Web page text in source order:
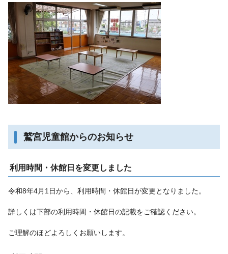
鷲宮児童館からのお知らせ
利用時間・休館日を変更しました
令和8年4月1日から、利用時間・休館日が変更となりました。
詳しくは下部の利用時間・休館日の記載をご確認ください。
ご理解のほどよろしくお願いします。